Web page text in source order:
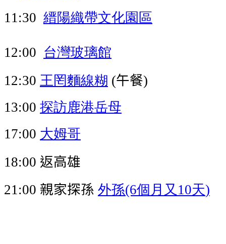
11:30 縉陽織帶文化園區
12:00 台灣玻璃館
12:30 王罔麵線糊 (午餐)
13:00 探訪鹿港岳母
17:00 大姆哥
18:00 返高雄
21:00 親家探孫 外孫(6個月又 10天)